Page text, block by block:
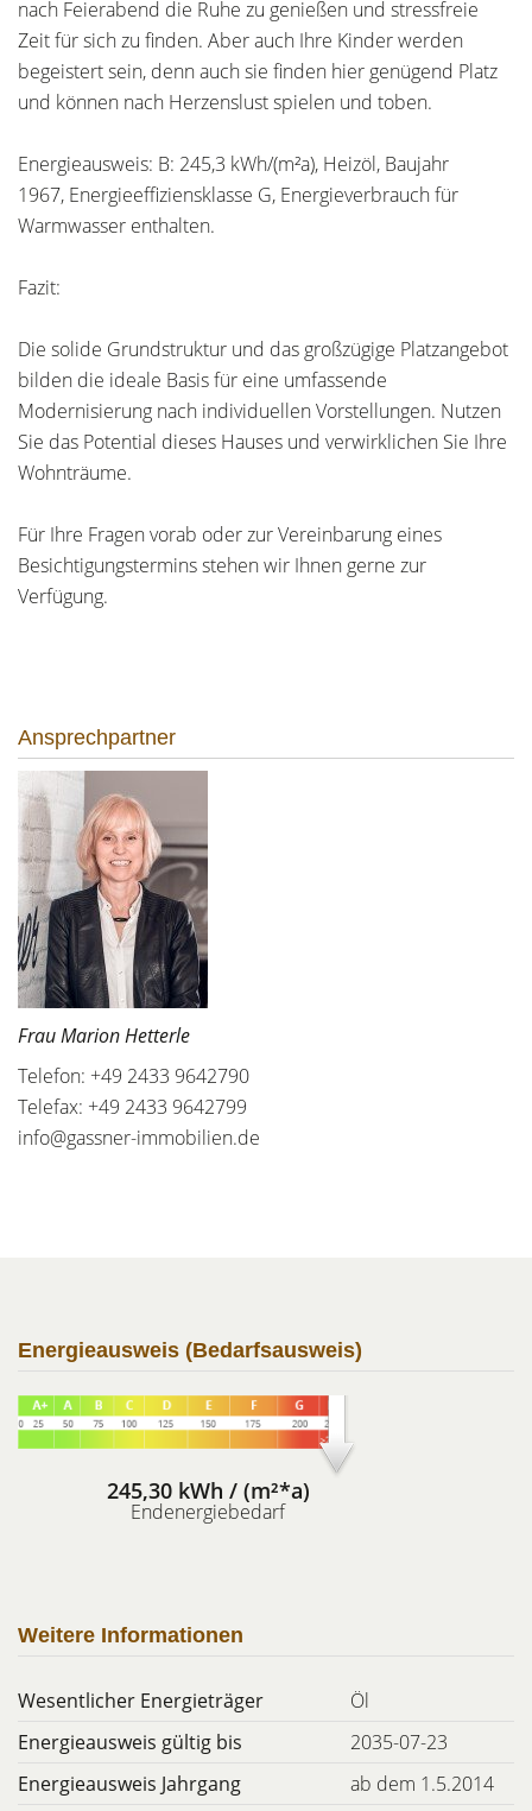
nach Feierabend die Ruhe zu genießen und stressfreie
Zeit für sich zu finden. Aber auch Ihre Kinder werden
begeistert sein, denn auch sie finden hier genügend Platz
und können nach Herzenslust spielen und toben.
Energieausweis: B: 245,3 kWh/(m²a), Heizöl, Baujahr
1967, Energieeffiziensklasse G, Energieverbrauch für
Warmwasser enthalten.
Fazit:
Die solide Grundstruktur und das großzügige Platzangebot
bilden die ideale Basis für eine umfassende
Modernisierung nach individuellen Vorstellungen. Nutzen
Sie das Potential dieses Hauses und verwirklichen Sie Ihre
Wohnträume.
Für Ihre Fragen vorab oder zur Vereinbarung eines
Besichtigungstermins stehen wir Ihnen gerne zur
Verfügung.
Ansprechpartner
Frau Marion Hetterle
Telefon: +49 2433 9642790
Telefax: +49 2433 9642799
info@gassner-immobilien.de
Energieausweis (Bedarfsausweis)
245,30 kWh / (m²*a)
Endenergiebedarf
Weitere Informationen
Wesentlicher Energieträger
Öl
Energieausweis gültig bis
2035-07-23
Energieausweis Jahrgang
ab dem 1.5.2014